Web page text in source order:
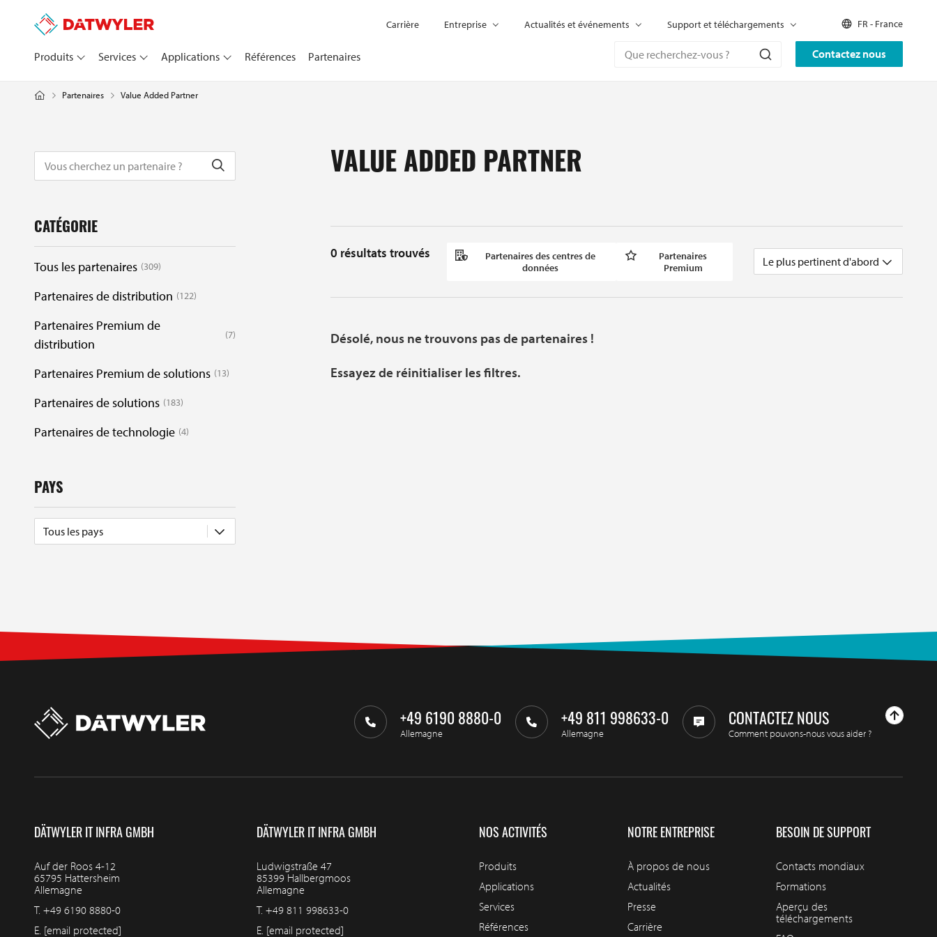
Contactez nous
Produits Services Applications Références Partenaires
Carrière Entreprise Actualités et événements Support et téléchargements FR - France
Partenaires Value Added Partner
CATÉGORIE
Tous les partenaires 309
Partenaires de distribution 122
Partenaires Premium de
distribution
7
Partenaires Premium de solutions 13
Partenaires de solutions 183
Partenaires de technologie 4
PAYS
Tous les pays
VALUE ADDED PARTNER
Le plus pertinent d'abord
Partenaires des centres de
données
Partenaires
Premium
0 résultats trouvés
Désolé, nous ne trouvons pas de partenaires !
Essayez de réinitialiser les filtres.
+49 6190 8880-0
Allemagne
+49 811 998633-0
Allemagne
CONTACTEZ NOUS
Comment pouvons-nous vous aider ?
DÄTWYLER IT INFRA GMBH
Auf der Roos 4-12
65795 Hattersheim
Allemagne
T. +49 6190 8880-0
E. [email protected]
DÄTWYLER IT INFRA GMBH
Ludwigstraße 47
85399 Hallbergmoos
Allemagne
T. +49 811 998633-0
E. [email protected]
NOS ACTIVITÉS
Produits
Applications
Services
Références
NOTRE ENTREPRISE
À propos de nous
Actualités
Presse
Carrière
BESOIN DE SUPPORT
Contacts mondiaux
Formations
Aperçu des
téléchargements